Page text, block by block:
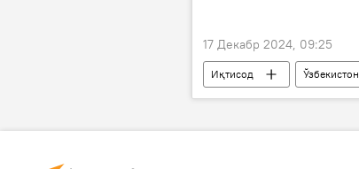
17 Декабр 2024, 09:25
Иқтисод Ўзбекистон
Шавкат Мирзиёев